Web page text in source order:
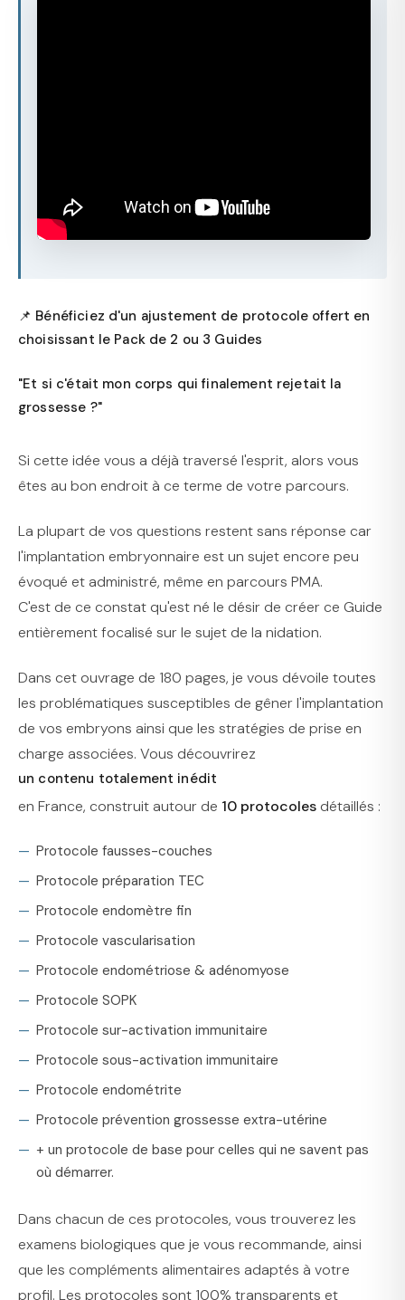
📌 Bénéficiez d'un ajustement de protocole offert en
choisissant le Pack de 2 ou 3 Guides
"Et si c'était mon corps qui finalement rejetait la
grossesse ?"
Si cette idée vous a déjà traversé l'esprit, alors vous
êtes au bon endroit à ce terme de votre parcours.
La plupart de vos questions restent sans réponse car
l'implantation embryonnaire est un sujet encore peu
évoqué et administré, même en parcours PMA.
C'est de ce constat qu'est né le désir de créer ce Guide
entièrement focalisé sur le sujet de la nidation.
Dans cet ouvrage de 180 pages, je vous dévoile toutes
les problématiques susceptibles de gêner l'implantation
de vos embryons ainsi que les stratégies de prise en
charge associées. Vous découvrirez
un contenu totalement inédit
en France, construit autour de 10 protocoles détaillés :
Protocole fausses-couches
Protocole préparation TEC
Protocole endomètre fin
Protocole vascularisation
Protocole endométriose & adénomyose
Protocole SOPK
Protocole sur-activation immunitaire
Protocole sous-activation immunitaire
Protocole endométrite
Protocole prévention grossesse extra-utérine
+ un protocole de base pour celles qui ne savent pas
où démarrer.
Dans chacun de ces protocoles, vous trouverez les
examens biologiques que je vous recommande, ainsi
que les compléments alimentaires adaptés à votre
profil. Les protocoles sont 100% transparents et